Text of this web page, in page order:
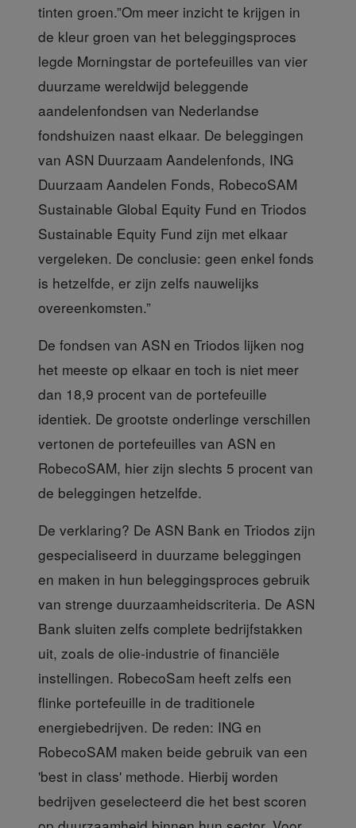
tinten groen.”Om meer inzicht te krijgen in
de kleur groen van het beleggingsproces
legde Morningstar de portefeuilles van vier
duurzame wereldwijd beleggende
aandelenfondsen van Nederlandse
fondshuizen naast elkaar. De beleggingen
van ASN Duurzaam Aandelenfonds, ING
Duurzaam Aandelen Fonds, RobecoSAM
Sustainable Global Equity Fund en Triodos
Sustainable Equity Fund zijn met elkaar
vergeleken. De conclusie: geen enkel fonds
is hetzelfde, er zijn zelfs nauwelijks
overeenkomsten.”
De fondsen van ASN en Triodos lijken nog
het meeste op elkaar en toch is niet meer
dan 18,9 procent van de portefeuille
identiek. De grootste onderlinge verschillen
vertonen de portefeuilles van ASN en
RobecoSAM, hier zijn slechts 5 procent van
de beleggingen hetzelfde.
De verklaring? De ASN Bank en Triodos zijn
gespecialiseerd in duurzame beleggingen
en maken in hun beleggingsproces gebruik
van strenge duurzaamheidscriteria. De ASN
Bank sluiten zelfs complete bedrijfstakken
uit, zoals de olie-industrie of financiële
instellingen. RobecoSam heeft zelfs een
flinke portefeuille in de traditionele
energiebedrijven. De reden: ING en
RobecoSAM maken beide gebruik van een
'best in class' methode. Hierbij worden
bedrijven geselecteerd die het best scoren